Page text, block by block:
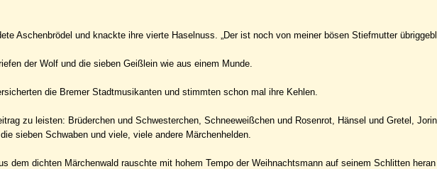
Aschenbrödel und knackte ihre vierte Haselnuss. „Der ist noch von meiner bösen Stiefmutter
der Wolf und die sieben Geißlein wie aus einem Munde.
die Bremer Stadtmusikanten und stimmten schon mal ihre Kehlen.
zu leisten: Brüderchen und Schwesterchen, Schneeweißchen und Rosenrot, Hänsel und Gretel,
sieben Schwaben und viele, viele andere Märchenhelden.
dem dichten Märchenwald rauschte mit hohem Tempo der Weihnachtsmann auf seinem Schlitten